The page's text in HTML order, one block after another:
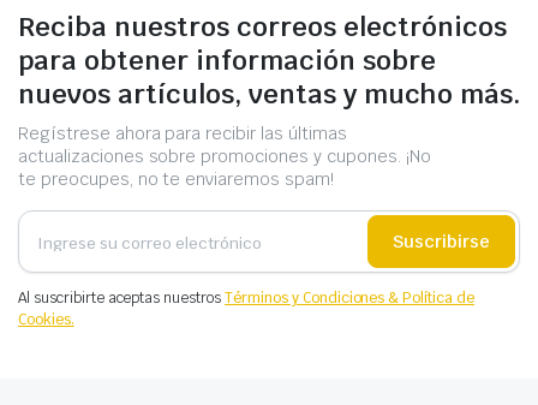
Reciba nuestros correos electrónicos
para obtener información sobre
nuevos artículos, ventas y mucho más.
Regístrese ahora para recibir las últimas
actualizaciones sobre promociones y cupones. ¡No
te preocupes, no te enviaremos spam!
Suscribirse
Al suscribirte aceptas nuestrosTérminos y Condiciones & Política de
Cookies.